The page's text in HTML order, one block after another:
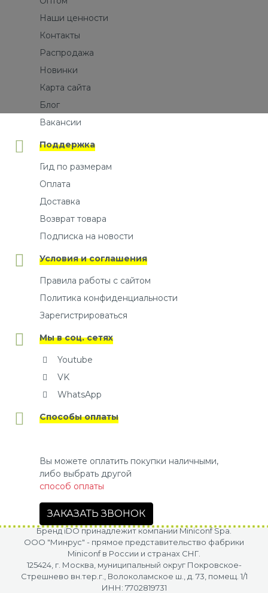
Наши ценности
Контакты
Распродажа
Новинки
Карта сайта
Блог
Вакансии
Поддержка
Гид по размерам
Оплата
Доставка
Возврат товара
Подписка на новости
Условия и соглашения
Правила работы с сайтом
Политика конфиденциальности
Зарегистрироваться
Мы в соц. сетях
Youtube
VK
WhatsApp
Способы оплаты
Вы можете оплатить покупки наличными,
либо выбрать другой
способ оплаты
ЗАКАЗАТЬ ЗВОНОК
Бренд iDO принадлежит компании Miniconf Spa.
OOO "Минрус" - прямое представительство фабрики
Miniconf в России и странах СНГ.
125424, г. Москва, муниципальный округ Покровское-
Стрешнево вн.тер.г., Волоколамское ш., д. 73, помещ. 1/1
ИНН: 7702819731